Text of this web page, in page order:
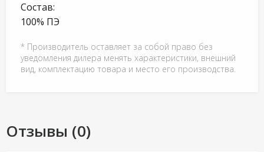
Состав:
100% ПЭ
* Производитель оставляет за собой право без
уведомления дилера менять характеристики, внешний
вид, комплектацию товара и место его производства.
Отзывы (0)